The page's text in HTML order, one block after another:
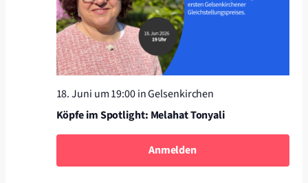
18. Juni um 19:00in Gelsenkirchen
Köpfe im Spotlight: Melahat Tonyali
Anmelden